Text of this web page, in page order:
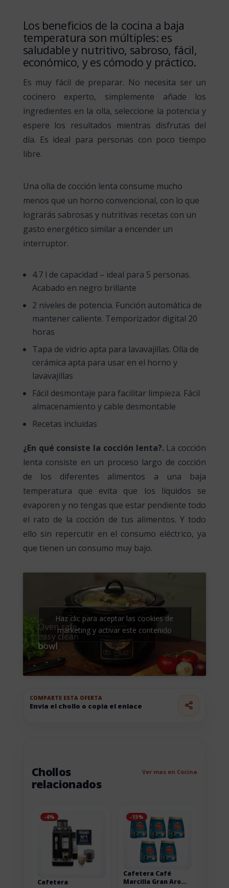
Los beneficios de la cocina a baja
temperatura son múltiples: es
saludable y nutritivo, sabroso, fácil,
económico, y es cómodo y práctico.
Es muy fácil de preparar. No necesita ser un
cocinero experto, simplemente añade los
ingredientes en la olla, seleccione la potencia y
espere los resultados mientras disfrutas del
día. Es ideal para personas con poco tiempo
libre.
Una olla de cocción lenta consume mucho
menos que un horno convencional, con lo que
lograrás sabrosas y nutritivas recetas con un
gasto energético similar a encender un
interruptor.
4.7 l de capacidad – ideal para 5 personas.
Acabado en negro brillante
2 niveles de potencia. Función automática de
mantener caliente. Temporizador digital 20
horas
Tapa de vidrio apta para lavavajillas. Olla de
cerámica apta para usar en el horno y
lavavajillas
Fácil desmontaje para facilitar limpieza. Fácil
almacenamiento y cable desmontable
Recetas incluidas
¿En qué consiste la cocción lenta?. La cocción
lenta consiste en un proceso largo de cocción
de los diferentes alimentos a una baja
temperatura que evita que los líquidos se
evaporen y no tengas que estar pendiente todo
el rato de la cocción de tus alimentos. Y todo
ello sin repercutir en el consumo eléctrico, ya
que tienen un consumo muy bajo.
Haz clic para aceptar las cookies de
marketing y activar este contenido
COMPARTE ESTA OFERTA
Envia el chollo o copia el enlace
Chollos
relacionados
Ver mas en Cocina
-4%
Cafetera
-15%
Cafetera Café
Marcilla Gran Aroma